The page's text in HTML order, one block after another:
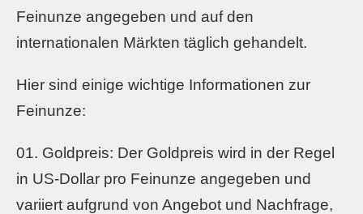
Feinunze angegeben und auf den
internationalen Märkten täglich gehandelt.
Hier sind einige wichtige Informationen zur
Feinunze:
Goldpreis: Der Goldpreis wird in der Regel
in US-Dollar pro Feinunze angegeben und
variiert aufgrund von Angebot und Nachfrage,